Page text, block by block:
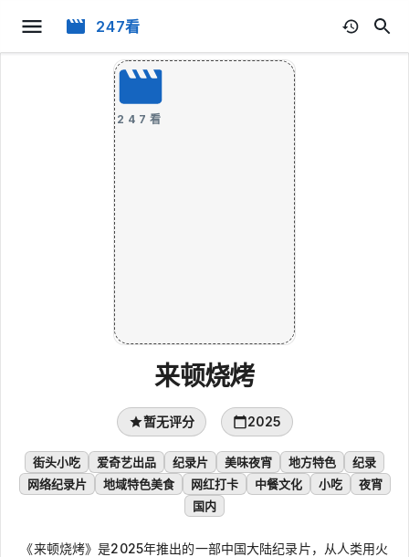
247看
247看
来顿烧烤
暂无评分 2025
街头小吃 爱奇艺出品 纪录片 美味夜宵 地方特色
纪录
网络纪录片
地域特色美食 网红打卡 中餐文化 小吃
夜宵
国内
《来顿烧烤》是2025年推出的一部中国大陆纪录片，从人类用火